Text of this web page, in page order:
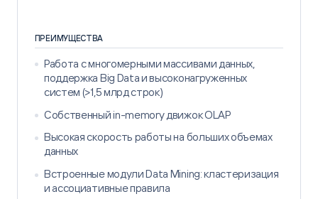
ПРЕИМУЩЕСТВА
Работа с многомерными массивами данных,
поддержка Big Data и высоконагруженных
систем (>1,5 млрд строк)
Собственный in-memory движок OLAP
Высокая скорость работы на больших объемах
данных
Встроенные модули Data Mining: кластеризация
и ассоциативные правила